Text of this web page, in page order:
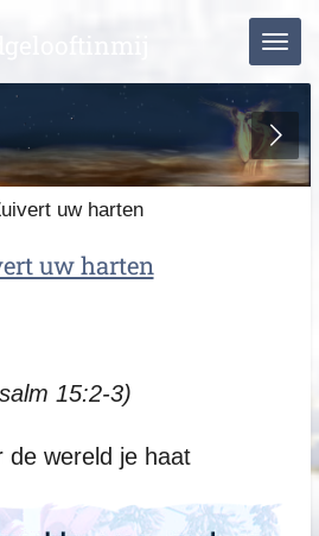
uw harten
uw harten
15:2-3)
de wereld je haat